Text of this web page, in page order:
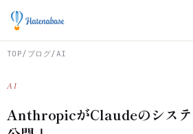
TOP/ ブログ/AI
AI
AnthropicがClaudeのシステ